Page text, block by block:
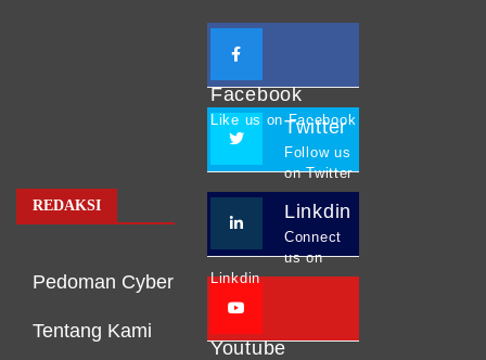
REDAKSI
Pedoman Cyber
Tentang Kami
Facebook
Like us on Facebook
Twitter
Follow us
on Twitter
Linkdin
Connect
us on
Linkdin
Youtube